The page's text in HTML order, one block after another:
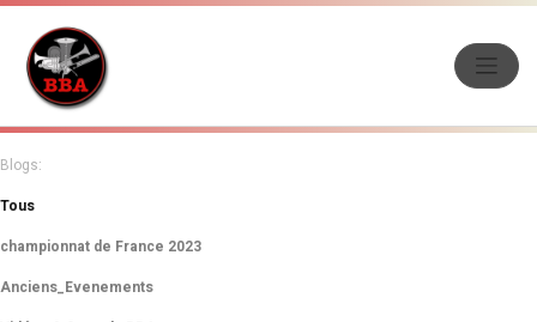
Blogs:
Tous
championnat de France 2023
Anciens_Evenements